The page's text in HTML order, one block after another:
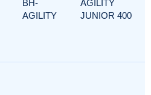
BH-
AGILITY
AGILITY
JUNIOR 400